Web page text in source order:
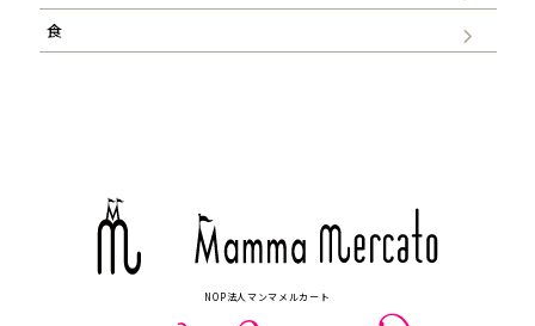
食
NOP法人マンマメルカート